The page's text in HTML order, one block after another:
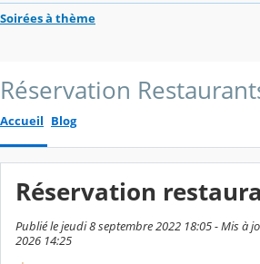
Soirées à thème
Réservation
Accueil Blog
Réservation
Publié le jeudi 8 septembre 2022 18:05 - Mis à
2026 14:25